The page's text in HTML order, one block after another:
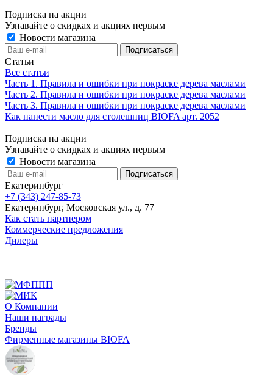
Подписка на акции
Узнавайте о скидках и акциях первым
Новости магазина
Статьи
Все статьи
Часть 1. Правила и ошибки при покраске дерева маслами
Часть 2. Правила и ошибки при покраске дерева маслами
Часть 3. Правила и ошибки при покраске дерева маслами
Как нанести масло для столешниц BIOFA арт. 2052
Подписка на акции
Узнавайте о скидках и акциях первым
Новости магазина
Екатеринбург
+7 (343) 247-85-73
Екатеринбург, Московская ул., д. 77
Как стать партнером
Коммерческие предложения
Дилеры
О Компании
Наши награды
Бренды
Фирменные магазины BIOFA